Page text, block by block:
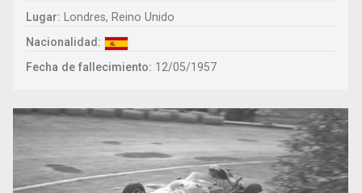
Lugar: Londres, Reino Unido
Nacionalidad:
Fecha de fallecimiento: 12/05/1957